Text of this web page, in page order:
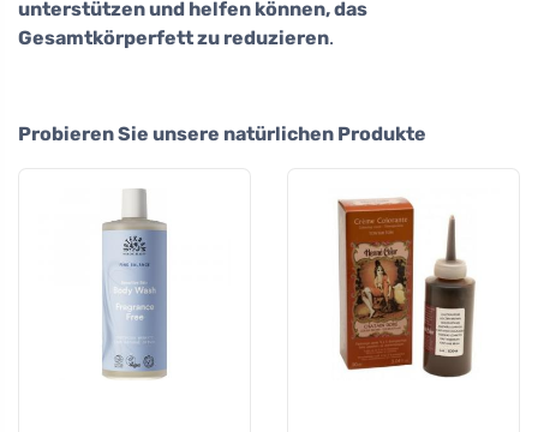
unterstützen und helfen können, das
Gesamtkörperfett zu reduzieren.
Probieren Sie unsere natürlichen Produkte